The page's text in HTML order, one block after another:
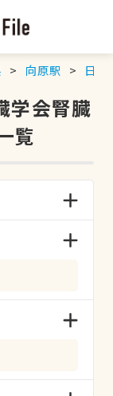
向原駅 日本
学会腎臓
覧